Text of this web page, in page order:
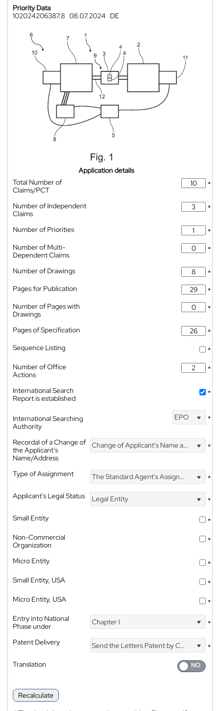
Priority Data
102024206387.8 08.07.2024 DE
Application details
Total Number of
Claims/PCT
*
Number of Independent
Claims
*
Number of Priorities
*
Number of Multi-
Dependent Claims
*
Number of Drawings
*
Pages for Publication
*
Number of Pages with
Drawings
*
Pages of Specification
*
Sequence Listing
*
Number of Office
Actions
*
International Search
Report is established
*
International Searching
Authority
EPO *
Recordal of a Change of
the Applicant's
Name/Address
Change of Applicant's Name and Address *
Type of Assignment The Standard Agent's Assignment
*
Applicant's Legal Status
Legal Entity
*
Small Entity
*
Non-Commercial
Organization
*
Micro Entity
*
Small Entity, USA
*
Micro Entity, USA
*
Entry into National
Phase under
Chapter I *
Patent Delivery Send the Letters Patent by Courier
*
Translation
Recalculate